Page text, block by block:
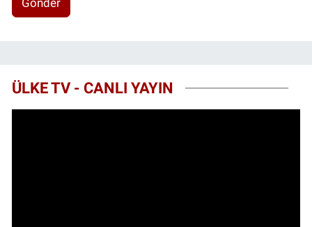
Gönder
ÜLKE TV - CANLI YAYIN